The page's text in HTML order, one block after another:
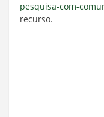
pesquisa-com-
recurso.